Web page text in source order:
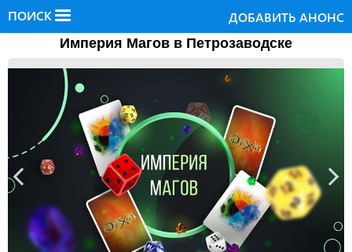
ПОИСК ДОБАВИТЬ АНОНС
Империя Магов в Петрозаводске